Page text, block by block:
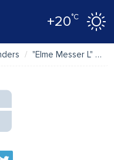
+20°C
"Elme Messer L" SIA Gāzes tirdzniecības vieta